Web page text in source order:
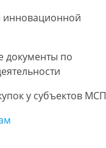
инновационной
документы по
у субъектов МСП